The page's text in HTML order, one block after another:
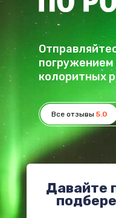
колоритных
Все отзывы 5.0
Давайте